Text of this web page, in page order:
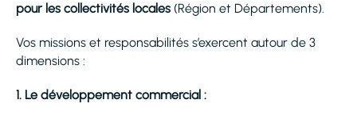
pour les collectivités locales (Région et Départements).
Vos missions et responsabilités s’exercent autour de 3
dimensions :
1. Le développement commercial :